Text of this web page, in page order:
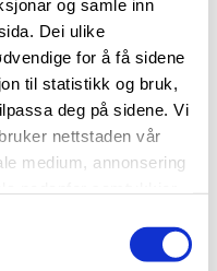
og samle inn
Dei ulike
for å få sidene
til statistikk og bruk,
deg på sidene. Vi
nettstaden vår
medium, annonsering
meir om kva cookies
for hovudinngangen.